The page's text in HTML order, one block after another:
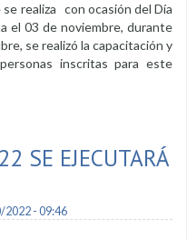
se realiza con ocasión del Día
el 03 de noviembre, durante
se realizó la capacitación y
inscritas para este
SE EJECUTARÁ
2022 - 09:46